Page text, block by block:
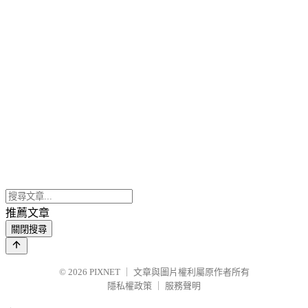
推薦文章
關閉搜尋
© 2026 PIXNET
文章與圖片權利屬原作者所有
隱私權政策
服務聲明